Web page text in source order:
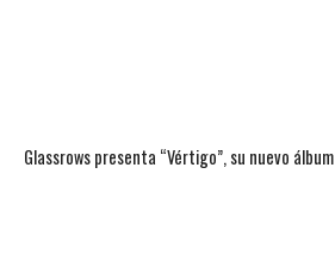
Glassrows presenta “Vértigo”, su nuevo álbum